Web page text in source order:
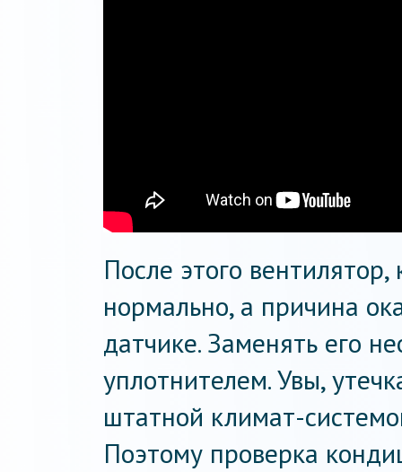
После этого
нормально, а причина
датчике. Заменять его
уплотнителем. Увы,
штатной климат-
Поэтому проверка